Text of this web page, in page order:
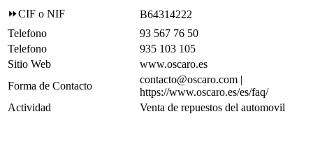
⏩CIF o NIF
B64314222
Telefono
93 567 76 50
Telefono
935 103 105
Sitio Web
www.oscaro.es
Forma de Contacto
contacto@oscaro.com |
https://www.oscaro.es/es/faq/
Actividad
Venta de repuestos del automovil